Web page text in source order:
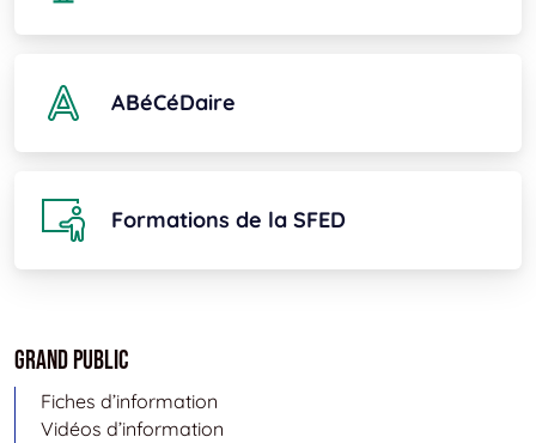
ABéCéDaire
Formations de la SFED
Grand public
Fiches d’information
Vidéos d’information